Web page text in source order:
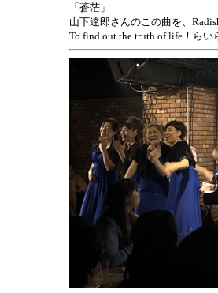
「蒼茫」
山下達郎さんのこの曲を、
To find out the truth of life！ら